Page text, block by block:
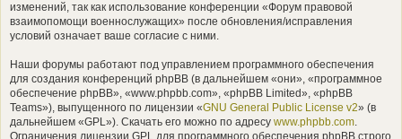
изменений, так как использование конференции «Форум правовой
взаимопомощи военнослужащих» после обновления/исправления
условий означает ваше согласие с ними.
Наши форумы работают под управлением программного обеспечения
для создания конференций phpBB (в дальнейшем «они», «программное
обеспечение phpBB», «www.phpbb.com», «phpBB Limited», «phpBB
Teams»), выпущенного по лицензии «GNU General Public License v2» (в
дальнейшем «GPL»). Скачать его можно по адресу www.phpbb.com.
Ограничения лицензии GPL для программного обеспечения phpBB строго